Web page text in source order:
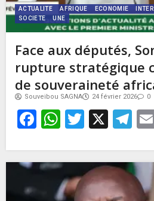
ACTUALITE AFRIQUE ECONOMIE
SOCIETE
UNE
Face aux députés,
rupture stratégique
de souveraineté
Souveibou SAGNA 24 février 2026 0
Facebook
Twitter
X